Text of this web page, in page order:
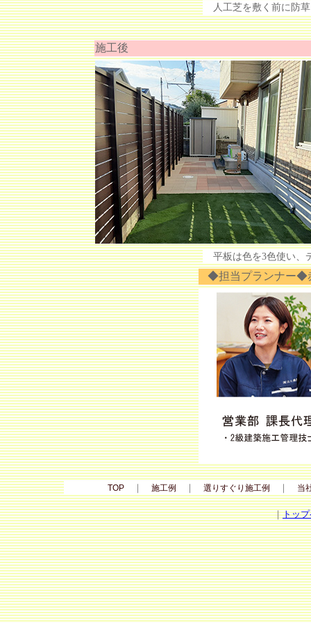
人工芝を敷く前に防
施工後
平板は色を3色使い、
◆担当プランナー◆
TOP｜ 施工例 ｜ 選りすぐり施工例 ｜ 当
｜トッ